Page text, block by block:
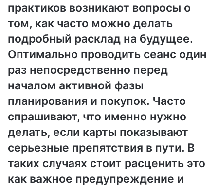
практиков возникают вопросы о
том, как часто можно делать
подробный расклад на будущее.
Оптимально проводить сеанс один
раз непосредственно перед
началом активной фазы
планирования и покупок. Часто
спрашивают, что именно нужно
делать, если карты показывают
серьезные препятствия в пути. В
таких случаях стоит расценить это
как важное предупреждение и